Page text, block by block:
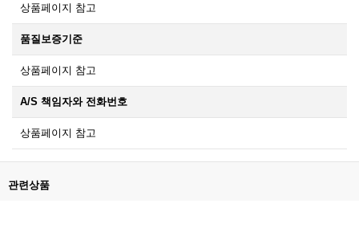
상품페이지 참고
품질보증기준
상품페이지 참고
A/S 책임자와 전화번호
상품페이지 참고
관련상품